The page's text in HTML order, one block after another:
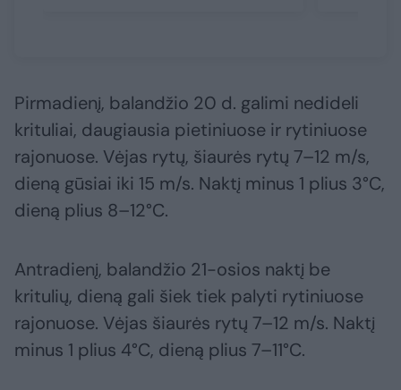
Pirmadienį, balandžio 20 d. galimi nedideli
krituliai, daugiausia pietiniuose ir rytiniuose
rajonuose. Vėjas rytų, šiaurės rytų 7–12 m/s,
dieną gūsiai iki 15 m/s. Naktį minus 1 plius 3°C,
dieną plius 8–12°C.
Antradienį, balandžio 21-osios naktį be
kritulių, dieną gali šiek tiek palyti rytiniuose
rajonuose. Vėjas šiaurės rytų 7–12 m/s. Naktį
minus 1 plius 4°C, dieną plius 7–11°C.